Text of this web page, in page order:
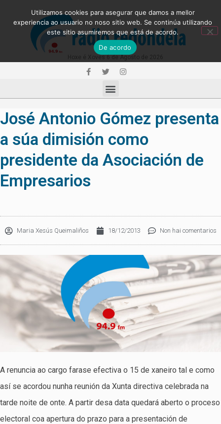
José Antonio Gómez presenta
a súa dimisión como
presidente da Asociación de
Empresarios
Maria Xesús Queimaliños 18/12/2013 Non hai comentarios
A renuncia ao cargo farase efectiva o 15 de xaneiro tal e como
así se acordou nunha reunión da Xunta directiva celebrada na
tarde noite de onte. A partir desa data quedará aberto o proceso
electoral coa apertura do prazo para a presentación de
Utilizamos cookies para asegurar que damos a mellor
experiencia ao usuario no noso sitio web. Se continúa utilizando
este sitio asumiremos que está de acordo.
De acordo